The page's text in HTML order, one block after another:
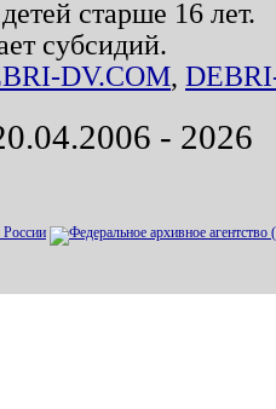
старше 16 лет.
субсидий.
DV.COM,
- 2026